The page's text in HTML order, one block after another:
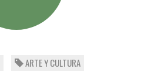
ARTE Y CULTURA